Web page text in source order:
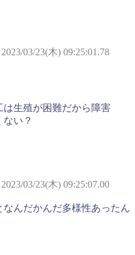
2023/03/23(木) 09:25:01.78
生殖が困難だから障害
い？
2023/03/23(木) 09:25:07.00
んだかんだ多様性あったん